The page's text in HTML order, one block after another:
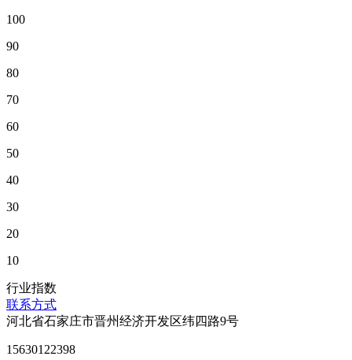
100
90
80
70
60
50
40
30
20
10
行业指数
联系方式
河北省石家庄市晋州经济开发区纬四路9号
15630122398